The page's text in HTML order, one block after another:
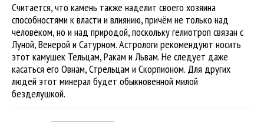
Считается, что камень также наделит своего хозяина
способностями к власти и влиянию, причём не только над
человеком, но и над природой, поскольку гелиотроп связан с
Луной, Венерой и Сатурном. Астрологи рекомендуют носить
этот камушек Тельцам, Ракам и Львам. Не следует даже
касаться его Овнам, Стрельцам и Скорпионом. Для других
людей этот минерал будет обыкновенной милой
безделушкой.